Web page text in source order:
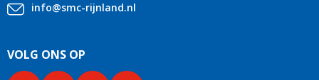
info@smc-rijnland.nl
VOLG ONS OP